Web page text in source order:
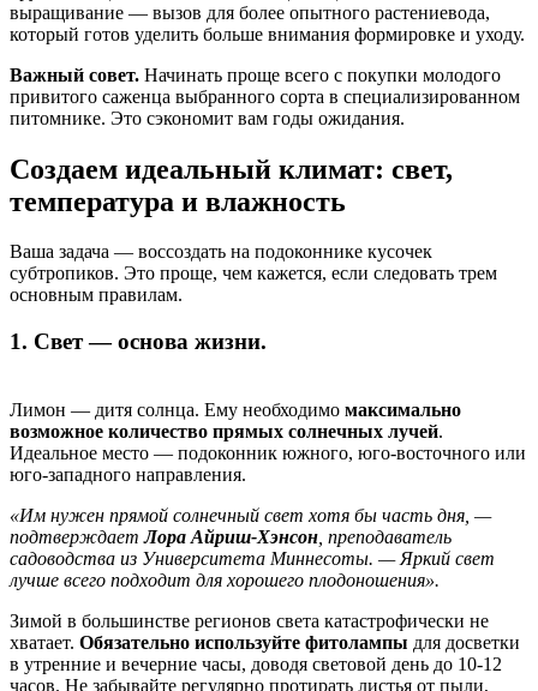
выращивание — вызов для более опытного растениевода,
который готов уделить больше внимания формировке и уходу.
Важный совет. Начинать проще всего с покупки молодого
привитого саженца выбранного сорта в специализированном
питомнике. Это сэкономит вам годы ожидания.
Создаем идеальный климат: свет,
температура и влажность
Ваша задача — воссоздать на подоконнике кусочек
субтропиков. Это проще, чем кажется, если следовать трем
основным правилам.
1. Свет — основа жизни.
Лимон — дитя солнца. Ему необходимо максимально
возможное количество прямых солнечных лучей.
Идеальное место — подоконник южного, юго-восточного или
юго-западного направления.
«Им нужен прямой солнечный свет хотя бы часть дня, —
подтверждаетЛора Айриш-Хэнсон , преподаватель
садоводства из Университета Миннесоты. — Яркий свет
лучше всего подходит для хорошего плодоношения».
Зимой в большинстве регионов света катастрофически не
хватает. Обязательно используйте фитолампы для досветки
в утренние и вечерние часы, доводя световой день до 10-12
часов. Не забывайте регулярно протирать листья от пыли,